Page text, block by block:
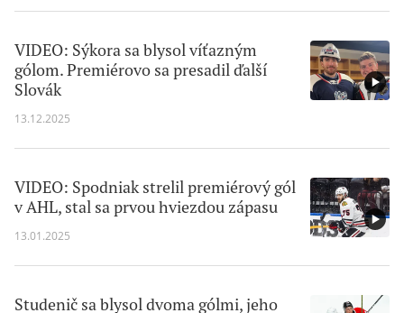
VIDEO: Sýkora sa blysol víťazným
gólom. Premiérovo sa presadil ďalší
Slovák
13.12.2025
VIDEO: Spodniak strelil premiérový gól
v AHL, stal sa prvou hviezdou zápasu
13.01.2025
Studenič sa blysol dvoma gólmi, jeho